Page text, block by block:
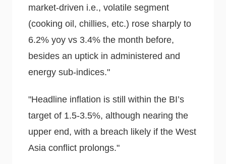
market-driven i.e., volatile segment
(cooking oil, chillies, etc.) rose sharply to
6.2% yoy vs 3.4% the month before,
besides an uptick in administered and
energy sub-indices."
"Headline inflation is still within the BI’s
target of 1.5-3.5%, although nearing the
upper end, with a breach likely if the West
Asia conflict prolongs."